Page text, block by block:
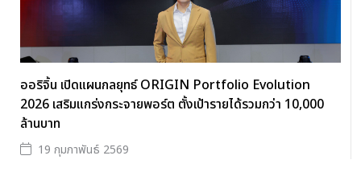
ออริจิ้น เปิดแผนกลยุทธ์ ORIGIN Portfolio Evolution
2026 เสริมแกร่งกระจายพอร์ต ตั้งเป้ารายได้รวมกว่า 10,000
ล้านบาท
19 กุมภาพันธ์ 2569